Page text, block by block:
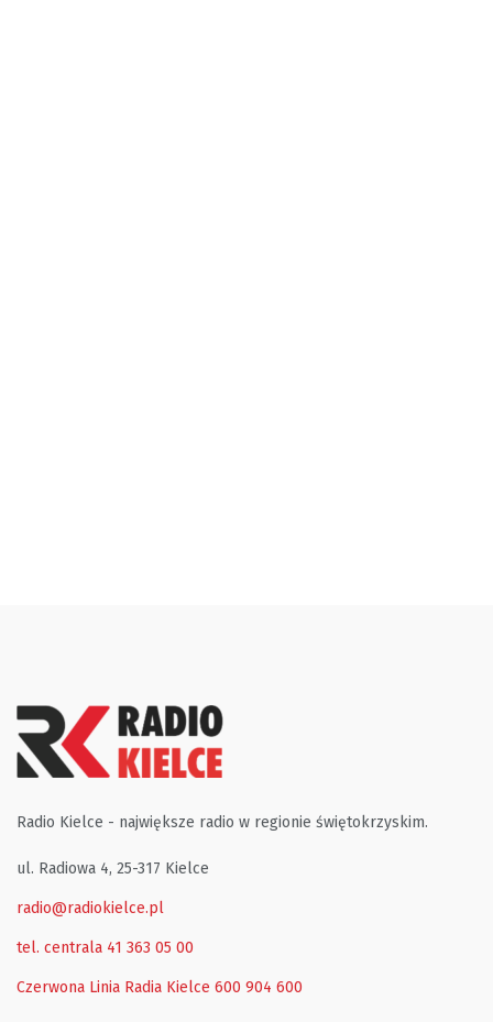
Radio Kielce - największe radio w regionie świętokrzyskim.
ul. Radiowa 4, 25-317 Kielce
radio@radiokielce.pl
tel. centrala 41 363 05 00
Czerwona Linia Radia Kielce 600 904 600